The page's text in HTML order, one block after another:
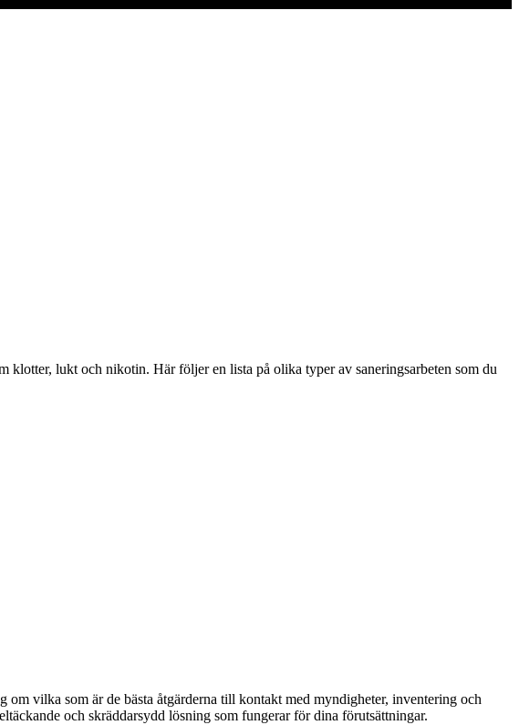
klotter, lukt och nikotin. Här följer en lista på olika typer av saneringsarbeten som du
vilka som är de bästa åtgärderna till kontakt med myndigheter, inventering och
och skräddarsydd lösning som fungerar för dina förutsättningar.